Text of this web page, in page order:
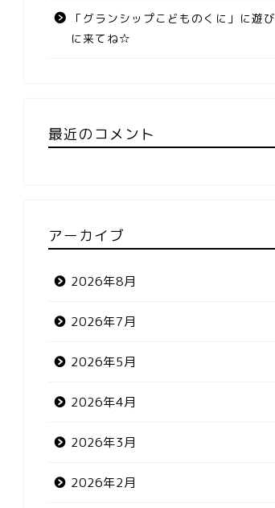
「グランシップこどものくに」に遊び
に来てね☆
最近のコメント
アーカイブ
2026年8月
2026年7月
2026年5月
2026年4月
2026年3月
2026年2月